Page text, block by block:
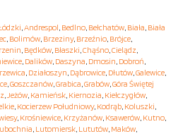
,Andrespol, Bedlno, Bełchatów, Biała, Biała
, Bolimów, Brzeziny, Brzeźnio, Brójce,
, Będków, Błaszki,Chąśno,Cielądz,
, Dalików, Daszyna, Dmosin, Dobroń,
, Działoszyn, Dąbrowice, Dłutów,Galewice,
,Goszczanów,Grabica,Grabów,Góra Świętej
,Jeżów, Kamieńsk, Kiernozia, Kiełczygłów,
, Kocierzew Południowy, Kodrąb, Koluszki,
, Krośniewice, Krzyżanów, Ksawerów, Kutno,
, Lutomiersk, Lututów, Maków,